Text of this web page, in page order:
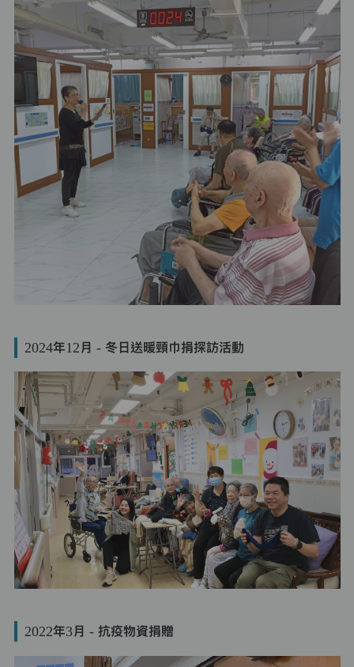
2024年12月 - 冬日送暖頸巾捐探訪活動
2022年3月 - 抗疫物資捐贈